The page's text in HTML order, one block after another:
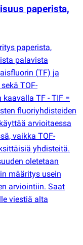
paperista,
paperista,
palavista
(TF) ja
TOF-
TF - TIF =
fluoriyhdisteiden
arvioitaessa
vaikka TOF-
yhdisteitä.
oletetaan
määritys usein
arviointiin. Saat
viestiä alta